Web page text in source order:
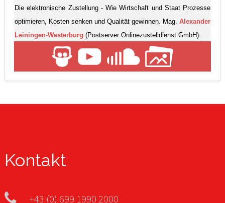
Die elektronische Zustellung - Wie Wirtschaft und Staat Prozesse
optimieren, Kosten senken und Qualität gewinnen. Mag. Alexander
Leiningen-Westerburg (Postserver Onlinezustelldienst GmbH).
Kontakt
+43 (0) 699 1990 2000